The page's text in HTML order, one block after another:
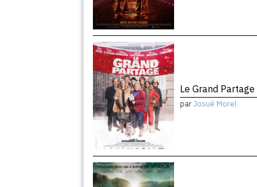
Le Grand Partage
parJosué Morel